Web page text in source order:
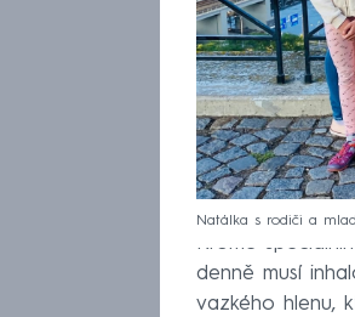
Natálka s rodiči a
Kromě
denně musí
vazkého hlenu,